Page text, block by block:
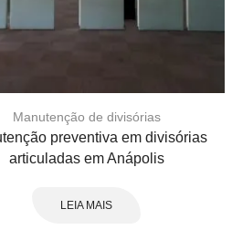
Manutenção de divisórias
preventiva em divisórias
articuladas em Anápolis
LEIA MAIS